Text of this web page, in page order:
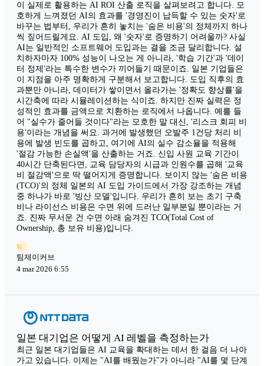
이 실제로 활용하는 AI ROI 산출 로직을 살펴보려고 합니다. 모
호하게 느껴졌던 AI의 효과를 '경영진이 납득할 수 있는 숫자'로
바꾸는 법부터, 우리가 흔히 놓치는 '숨은 비용'의 정체까지 하나
씩 짚어드릴게요. AI 도입, 왜 '숫자'로 증명하기 어려울까? 사실
AI는 일반적인 소프트웨어 도입과는 결을 조금 달리합니다. 설
치하자마자 100% 성능이 나오는 게 아니라, '학습 기간'과 '데이
터 정제'라는 특수한 변수가 끼어들기 때문이죠. 일본 기업들은
이 지점을 아주 명확하게 구분해서 보고합니다. 도입 직후의 효
과뿐만 아니라, 데이터가 쌓이면서 올라가는 '정확도 향상률'을
시간축에 따라 시뮬레이션하는 식이죠. 하지만 진짜 실력은 정
성적인 효과를 금액으로 치환하는 로직에서 나옵니다. 예를 들
어 "실수가 줄어들 것이다"라는 모호한 말 대신, '리스크 회피 비
용'이라는 개념을 써요. 과거에 발생했던 오발주 1건당 처리 비
용에 발생 빈도를 곱하고, 여기에 AI의 실수 감소율을 적용해
'절감 가능한 손실액'을 산출하는 거죠. 신입 사원 교육 기간이
40시간 단축된다면, 교육 담당자의 시급과 인원수를 곱해 '교육
비 절감액'으로 딱 떨어지게 증명합니다. 보이지 않는 '숨은 비용
(TCO)'의 정체 일본의 AI 도입 가이드에서 가장 강조하는 개념
중 하나가 바로 '빙산 모델'입니다. 우리가 흔히 보는 초기 구축
비나 라이선스 비용은 수면 위에 드러난 일부분일 뿐이라는 거
죠. 진짜 무서운 건 수면 아래 숨겨진 TCO(Total Cost of
Ownership, 총 보유 비용)입니다.
팀
팀제이커브
4 mar 2026 6:55
일본 대기업은 어떻게 AI 레벨을 측정하는가
최근 일본 대기업들은 AI 교육을 확대하는 데서 한 걸음 더 나아
가고 있습니다. 이제는 "AI를 배웠는가"가 아니라 "AI를 몇 단계